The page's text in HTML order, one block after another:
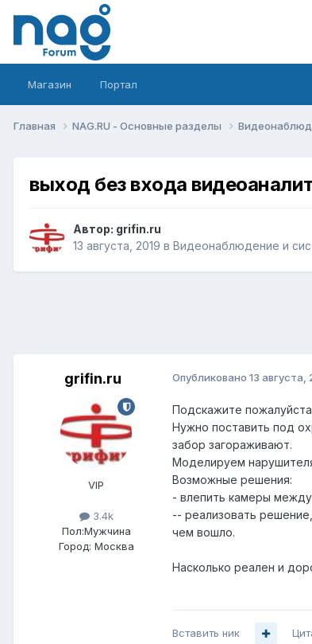
Магазин Портал
Главная NAG.RU - Основные разделы
выход без входа
Автор: grifin.ru
13 августа, 2019 в Видеонаблюдение и
grifin.ru
VIP
3.4k
Пол:Мужчина
Город: Москва
Опубликовано 13 августа,
Подскажите
Нужно поставить под
забор загораживают.
Моделируем
Возможные решения:
- влепить камеры
-- реализовать
чем вошло.
Насколько реален и
Вставить ник